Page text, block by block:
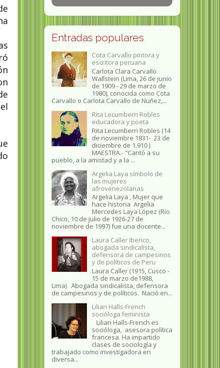
Entradas populares
Cota Carvallo pintora y
escritora peruana
Carlota Clara Carvallo
Wallstein (Lima, 26 de junio
de 1909 - 29 de marzo de
1980), conocida como Cota
Carvallo o Carlota Carvallo de Nuñez,...
Rita Lecumberri Robles
educadora y poeta
Rita Lecumberri Robles (14
de noviembre 1831- 23 de
diciembre de 1.910 )
MAESTRA.- "Cantó a su
pueblo, a la amistad y a la ...
Argelia Laya símbolo de
las mujeres
afrovenezolanas
Argelia Laya , Mujer que
hace historia Argelia
Mercedes Laya López (Río
Chico, 10 de julio de 1926-27 de
noviembre de 1997) fue una docente...
Laura Caller Iberico,
abogada sindicalista,
defensora de campesinos
y de políticos de Peru
Laura Caller (1915, Cusco -
15 de marzo de1988,
Lima) Abogada sindicalista, defensora
de campesinos y de políticos. Nació en...
Lilian Halls-French
socióloga feminista
Lilian Halls-French es
socióloga, asesora política
francesa. Ha impartido
clases de sociología y
trabajado como investigadora en
diversa...